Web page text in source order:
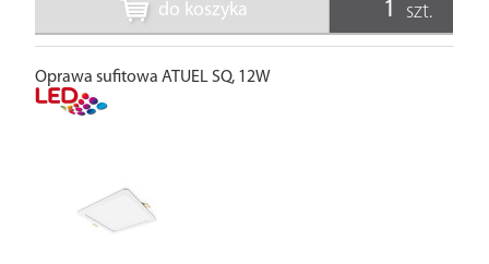
do koszyka szt.
Oprawa sufitowa ATUEL SQ, 12W